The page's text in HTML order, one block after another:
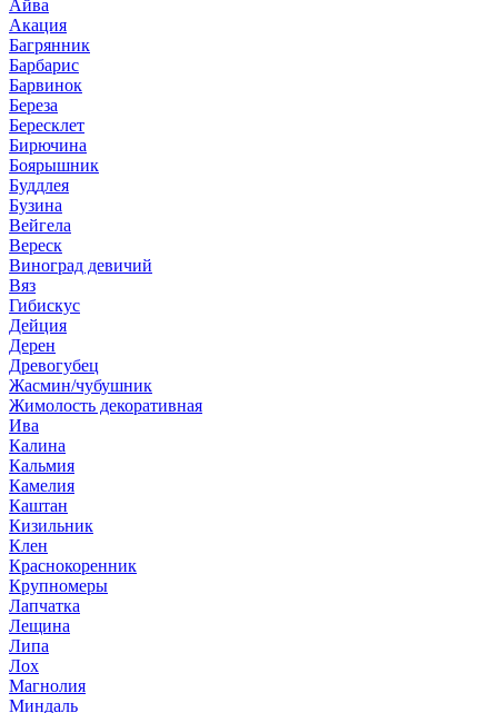
Айва
Акация
Багрянник
Барбарис
Барвинок
Береза
Бересклет
Бирючина
Боярышник
Буддлея
Бузина
Вейгела
Вереск
Виноград девичий
Вяз
Гибискус
Дейция
Дерен
Древогубец
Жасмин/чубушник
Жимолость декоративная
Ива
Калина
Кальмия
Камелия
Каштан
Кизильник
Клен
Краснокоренник
Крупномеры
Лапчатка
Лещина
Липа
Лох
Магнолия
Миндаль